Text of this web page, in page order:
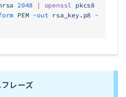
2048 | openssl pkcs8
PEM -out rsa_key.p8 -
レーズ